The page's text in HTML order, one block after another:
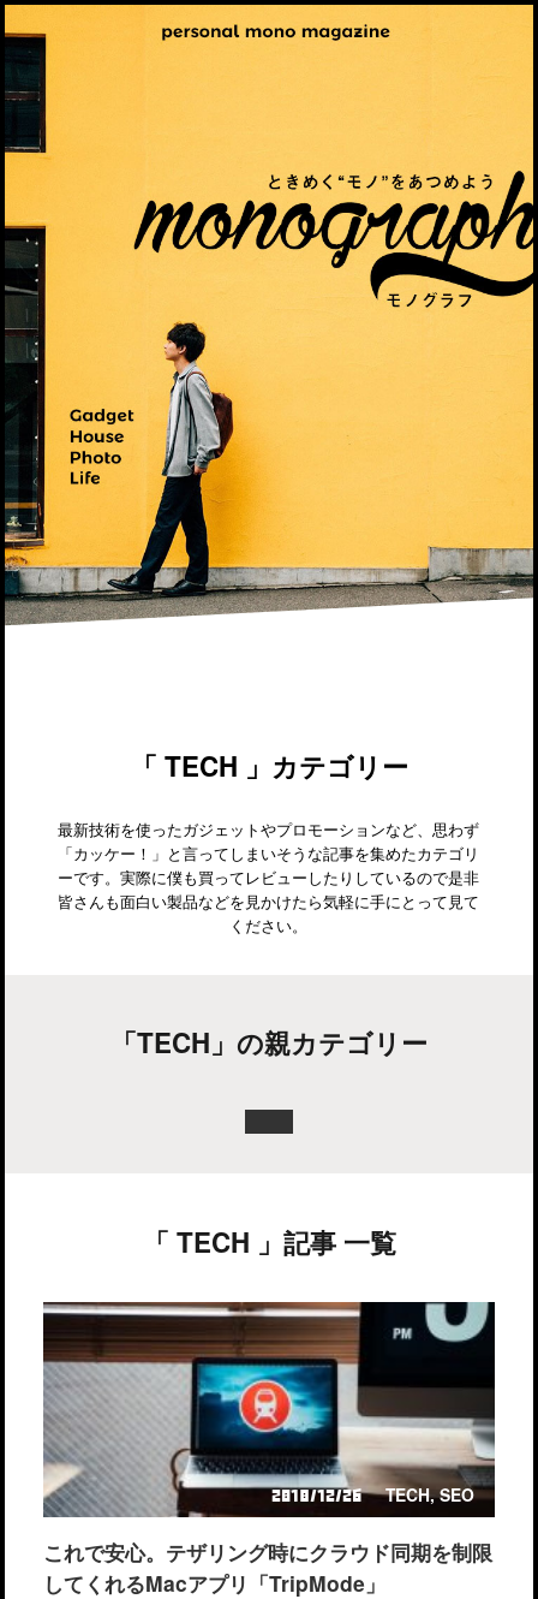
「 TECH 」カテゴリー
最新技術を使ったガジェットやプロモーションなど、思わず
「カッケー！」と言ってしまいそうな記事を集めたカテゴリ
ーです。実際に僕も買ってレビューしたりしているので是非
皆さんも面白い製品などを見かけたら気軽に手にとって見て
ください。
「TECH」の親カテゴリー
「 TECH 」記事 一覧
これで安心。テザリング時にクラウド同期を制限
してくれるMacアプリ「TripMode」
2018/12/26 TECH,SEO